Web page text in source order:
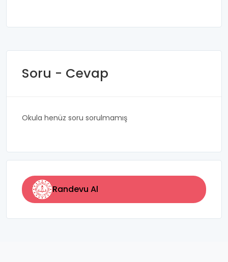
Soru - Cevap
Okula henüz soru sorulmamış
Randevu Al